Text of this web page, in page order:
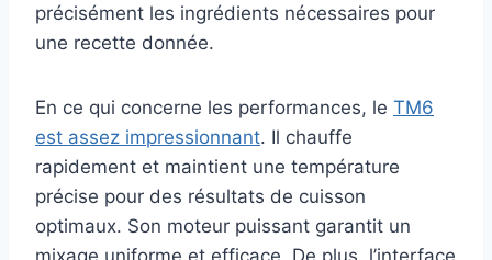
précisément les ingrédients nécessaires pour
une recette donnée.
En ce qui concerne les performances, le TM6
est assez impressionnant. Il chauffe
rapidement et maintient une température
précise pour des résultats de cuisson
optimaux. Son moteur puissant garantit un
mixage uniforme et efficace. De plus, l’interface